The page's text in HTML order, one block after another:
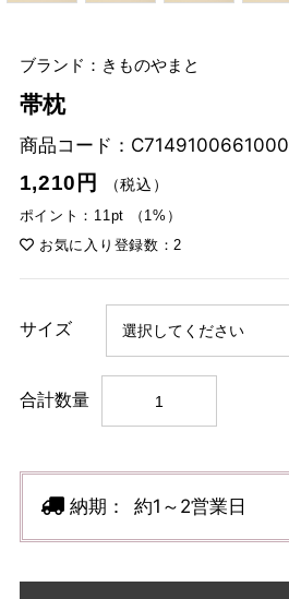
ブランド：きものやまと
帯枕
商品コード： C7149100661000
1,210円
（税込）
ポイント：11pt （1%）
お気に入り登録数：2
サイズ
合計数量
納期： 約1～2営業日